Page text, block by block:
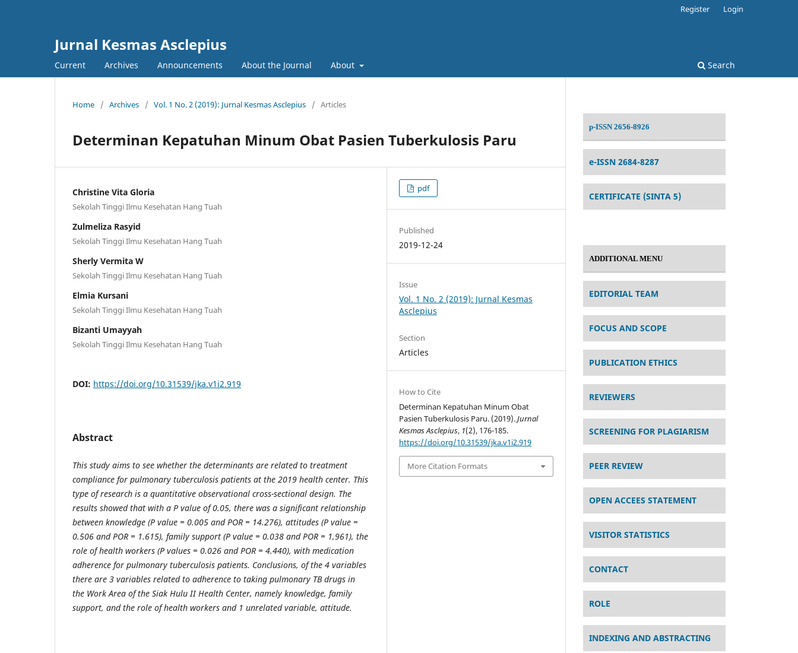
Jurnal Kesmas Asclepius
Current Archives Announcements About the Journal About Search
Register Login
Home / Archives / Vol. 1 No. 2 (2019): Jurnal Kesmas Asclepius / Articles
Determinan Kepatuhan Minum Obat Pasien Tuberkulosis Paru
Christine Vita Gloria
Sekolah Tinggi Ilmu Kesehatan Hang Tuah
Zulmeliza Rasyid
Sekolah Tinggi Ilmu Kesehatan Hang Tuah
Sherly Vermita W
Sekolah Tinggi Ilmu Kesehatan Hang Tuah
Elmia Kursani
Sekolah Tinggi Ilmu Kesehatan Hang Tuah
Bizanti Umayyah
Sekolah Tinggi Ilmu Kesehatan Hang Tuah
DOI: https://doi.org/10.31539/jka.v1i2.919
Abstract
This study aims to see whether the determinants are related to treatment
compliance for pulmonary tuberculosis patients at the 2019 health center. This
type of research is a quantitative observational cross-sectional design. The
results showed that with a P value of 0.05, there was a significant relationship
between knowledge (P value = 0.005 and POR = 14.276), attitudes (P value =
0.506 and POR = 1.615), family support (P value = 0.038 and POR = 1,961), the
role of health workers (P values = 0.026 and POR = 4.440), with medication
adherence for pulmonary tuberculosis patients. Conclusions, of the 4 variables
there are 3 variables related to adherence to taking pulmonary TB drugs in
the Work Area of the Siak Hulu II Health Center, namely knowledge, family
support, and the role of health workers and 1 unrelated variable, attitude.
pdf
Published
2019-12-24
Issue
Vol. 1 No. 2 (2019): Jurnal Kesmas
Asclepius
Section
Articles
How to Cite
Determinan Kepatuhan Minum Obat
Pasien Tuberkulosis Paru. (2019).Jurnal
Kesmas Asclepius, 1(2), 176-185.
https://doi.org/10.31539/jka.v1i2.919
More Citation Formats
p-ISSN 2656-8926
e-ISSN 2684-8287
CERTIFICATE (SINTA 5)
ADDITIONAL MENU
EDITORIAL TEAM
FOCUS AND SCOPE
PUBLICATION ETHICS
REVIEWERS
SCREENING FOR PLAGIARISM
PEER REVIEW
OPEN ACCEES STATEMENT
VISITOR STATISTICS
CONTACT
ROLE
INDEXING AND ABSTRACTING